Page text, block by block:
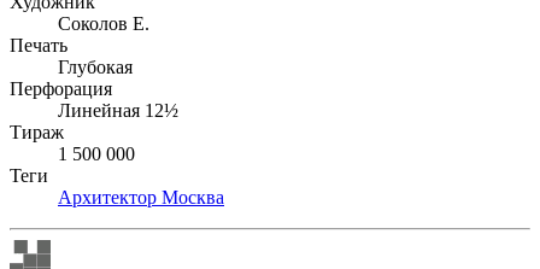
Соколов Е.
Печать
Глубокая
Перфорация
Линейная 12½
Тираж
1 500 000
Теги
Архитектор Москва